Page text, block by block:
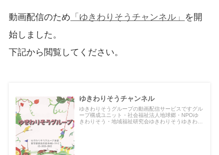
動画配信のため 「ゆきわりそうチャンネル」 を開
始しました。
下記から閲覧してください。
ゆきわりそうチャンネル
ゆきわりそうグループの動画配信サービスですグル
ープ構成ユニット・社会福祉法人地球郷・NPOゆ
きわりそう・地域福祉研究会ゆきわりそうゆきわり